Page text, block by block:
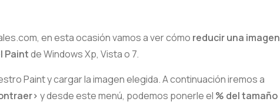
en esta ocasión vamos a ver cómo reducir una imagen
Paintde Windows Xp, Vista o 7.
Paint y cargar la imagen elegida. A continuación iremos a
y desde este menú, podemos ponerle el % del tamaño